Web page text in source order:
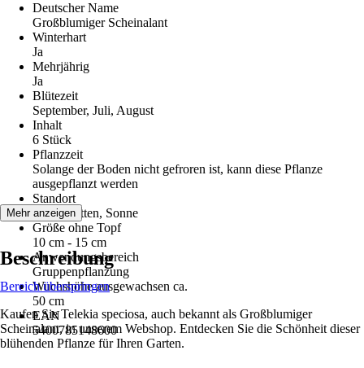
Deutscher Name
Großblumiger Scheinalant
Winterhart
Ja
Mehrjährig
Ja
Blütezeit
September, Juli, August
Inhalt
6 Stück
Pflanzzeit
Solange der Boden nicht gefroren ist, kann diese Pflanze
ausgepflanzt werden
Standort
Halbschatten, Sonne
Größe ohne Topf
10 cm - 15 cm
Anwendungsbereich
Gruppenpflanzung
Wuchshöhe ausgewachsen ca.
50 cm
EAN
5400785148600
Mehr anzeigen
Beschreibung
Bereich überspringen
Kaufen Sie Telekia speciosa, auch bekannt als Großblumiger
Scheinalant, in unserem Webshop. Entdecken Sie die Schönheit dieser
blühenden Pflanze für Ihren Garten.